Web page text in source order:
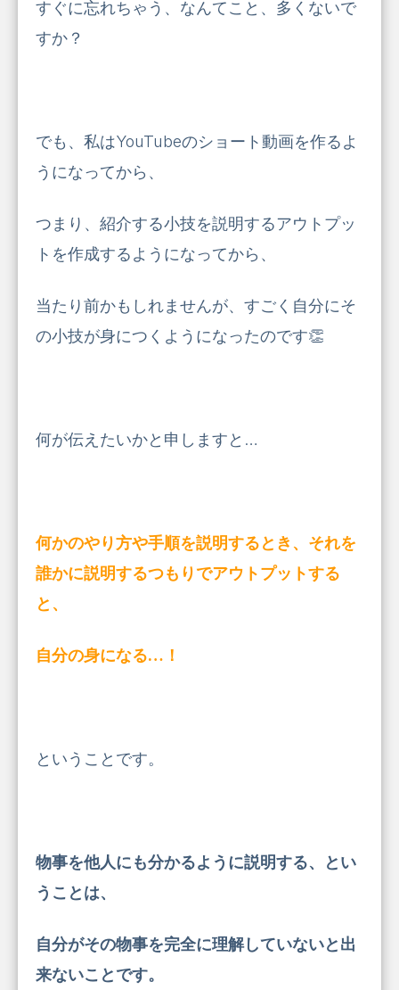
すぐに忘れちゃう、なんてこと、多くないで
すか？
でも、私はYouTubeのショート動画を作るよ
うになってから、
つまり、紹介する小技を説明するアウトプッ
トを作成するようになってから、
当たり前かもしれませんが、すごく自分にそ
の小技が身につくようになったのです👏
何が伝えたいかと申しますと…
何かのやり方や手順を説明するとき、それを
誰かに説明するつもりでアウトプットする
と、
自分の身になる…！
ということです。
物事を他人にも分かるように説明する、とい
うことは、
自分がその物事を完全に理解していないと出
来ないことです。